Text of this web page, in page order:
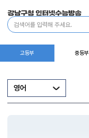
통
합
색
고등부 중등부
영어